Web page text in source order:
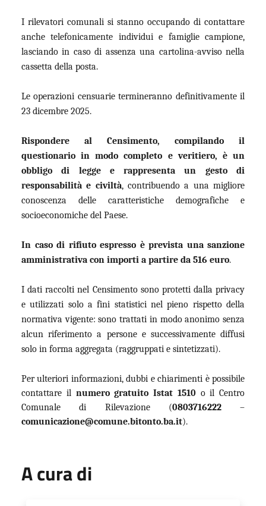
I rilevatori comunali si stanno occupando di contattare
anche telefonicamente individui e famiglie campione,
lasciando in caso di assenza una cartolina-avviso nella
cassetta della posta.
Le operazioni censuarie termineranno definitivamente il
23 dicembre 2025.
Rispondere al Censimento, compilando il
questionario in modo completo e veritiero, è un
obbligo di legge e rappresenta un gesto di
responsabilità e civiltà, contribuendo a una migliore
conoscenza delle caratteristiche demografiche e
socioeconomiche del Paese.
In caso di rifiuto espresso è prevista una sanzione
amministrativa con importi a partire da 516 euro.
I dati raccolti nel Censimento sono protetti dalla privacy
e utilizzati solo a fini statistici nel pieno rispetto della
normativa vigente: sono trattati in modo anonimo senza
alcun riferimento a persone e successivamente diffusi
solo in forma aggregata (raggruppati e sintetizzati).
Per ulteriori informazioni, dubbi e chiarimenti è possibile
contattare il numero gratuito Istat 1510o il Centro
Comunale di Rilevazione (0803716222–
comunicazione@comune.bitonto.ba.it).
A cura di